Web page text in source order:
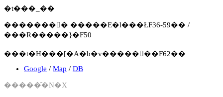
�t���_��
�������񍐏� �����E�l���ŁF36-59�� /
���R�����}�F50
���t�H���[�A�b�v�����񍐏��F62��
Google / Map / DB
�����̑�N�X